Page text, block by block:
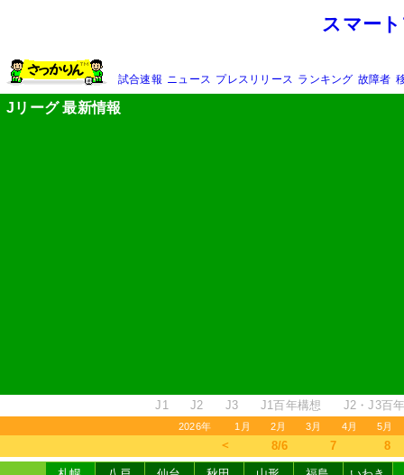
スマー
試合速報 ニュース プレスリリース ランキング 故障者
Jリーグ 最新情報
J1 J2 J3 J1百年構想 J2・J3百
2026年 1月 2月 3月 4月 5月
＜ 8/6 7 8